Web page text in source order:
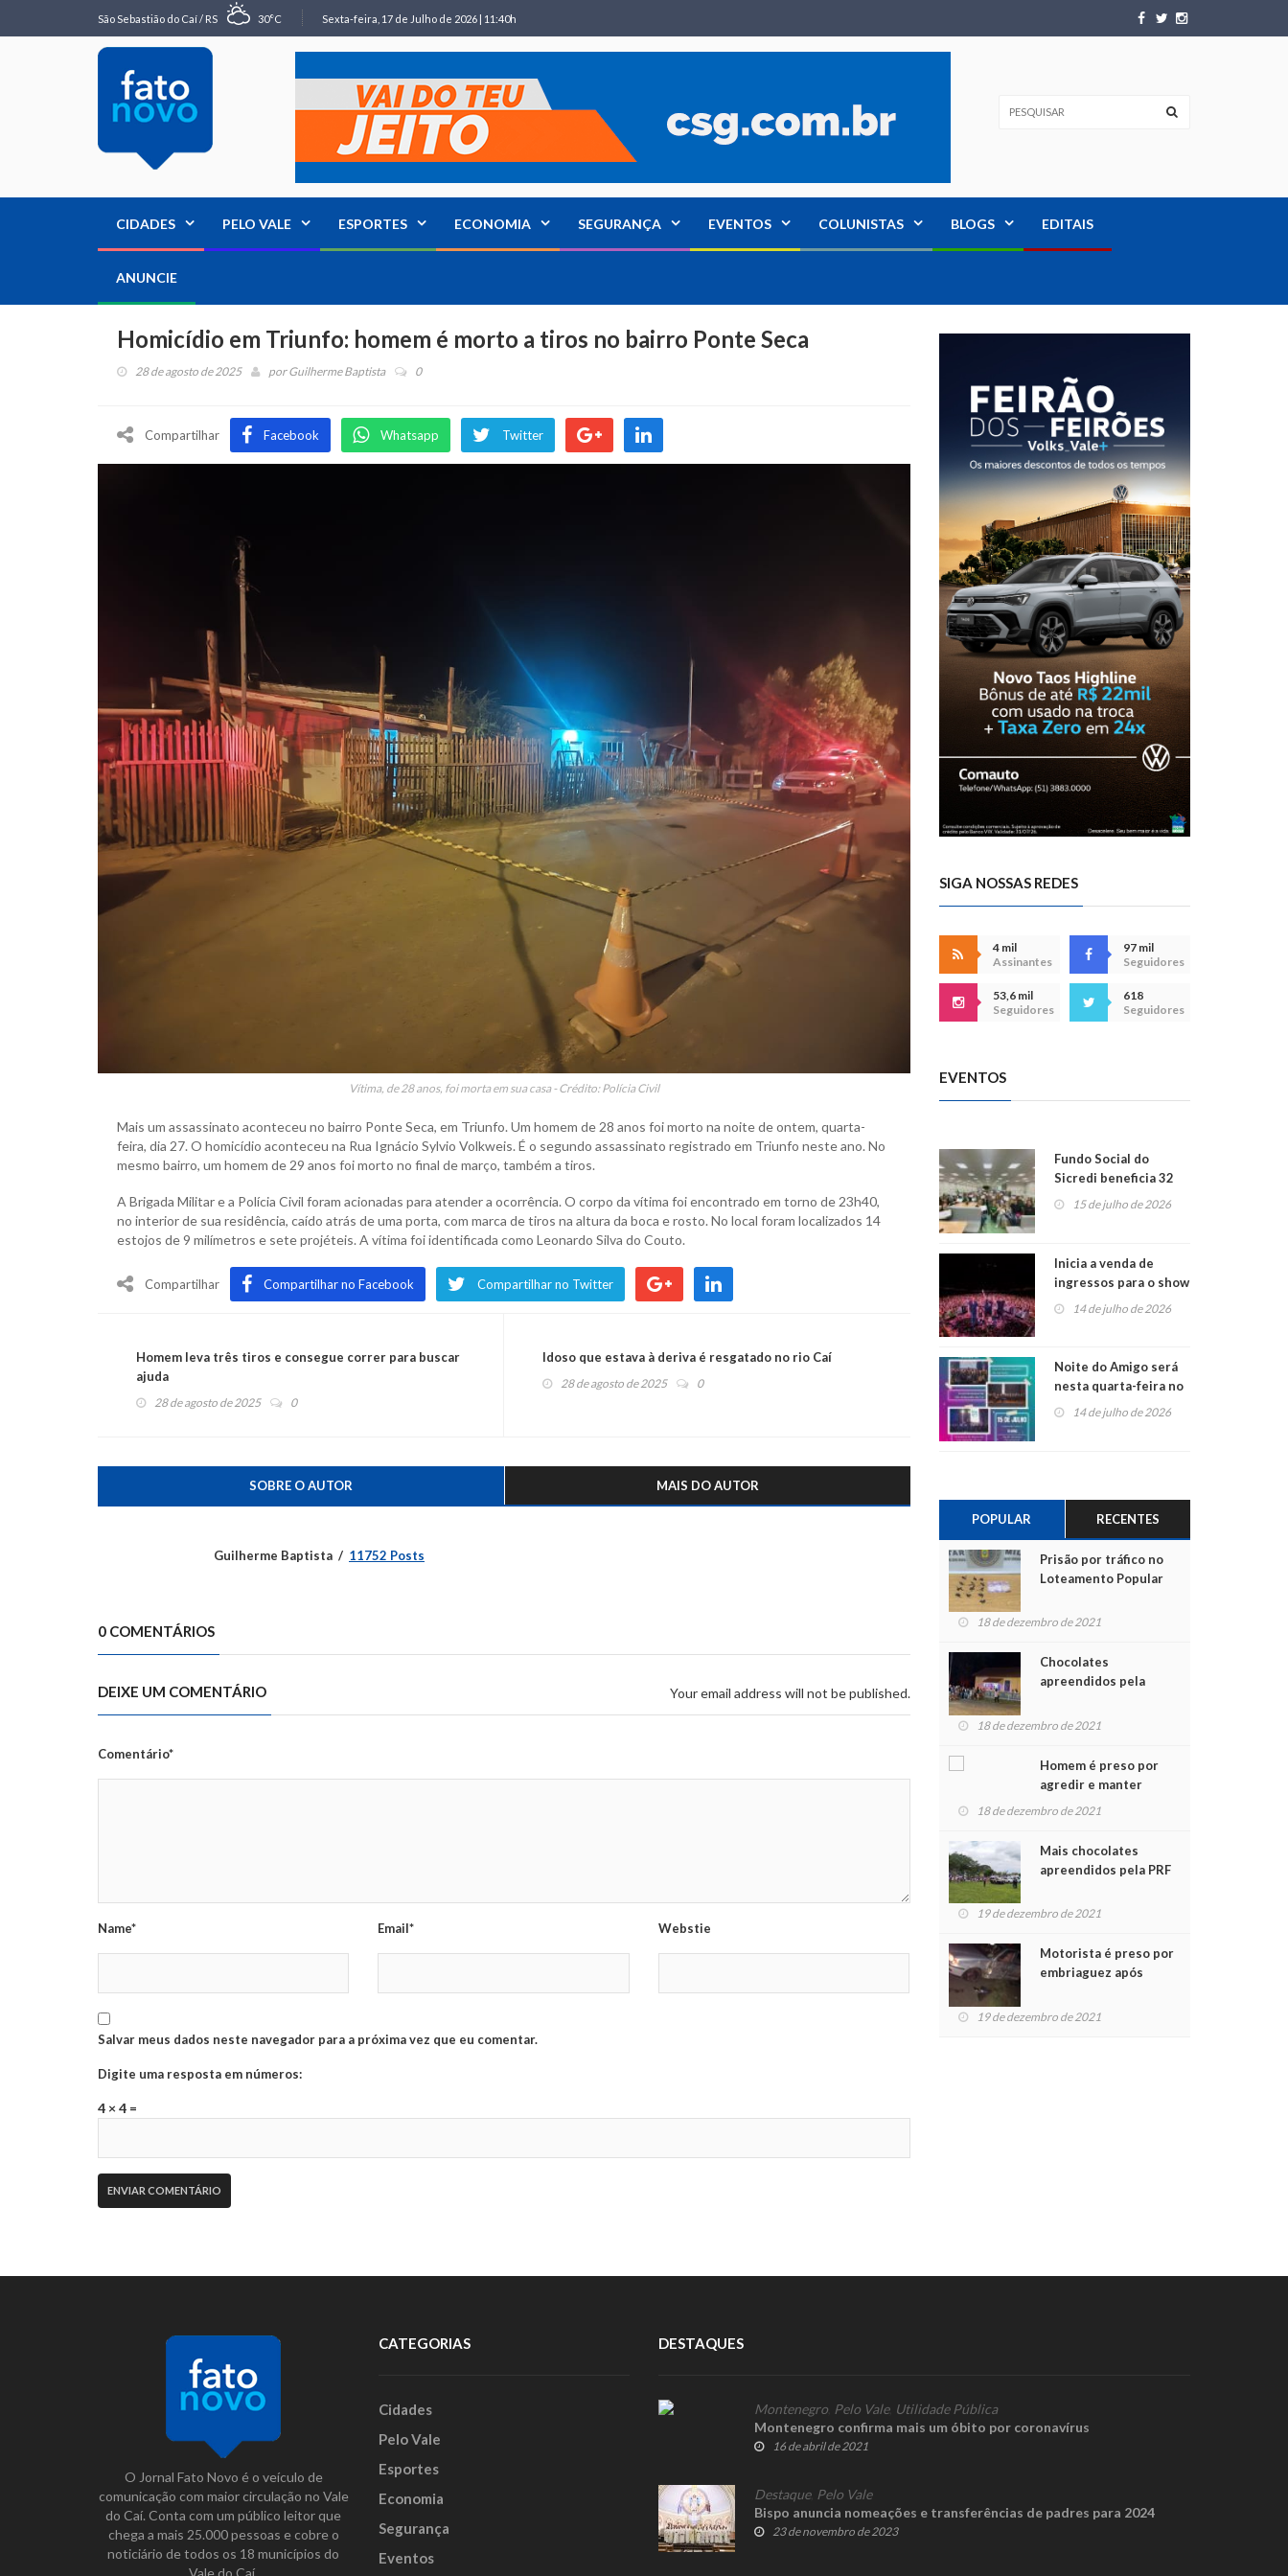
São Sebastião do Caí / RS 30°C Sexta-feira, 17 de Julho de 2026 | 11:40h
CIDADES PELO VALE ESPORTES ECONOMIA SEGURANÇA EVENTOS COLUNISTAS BLOGS EDITAIS
ANUNCIE
Homicídio em Triunfo: homem é morto a tiros no bairro Ponte Seca
28 de agosto de 2025 porGuilherme Baptista 0
Compartilhar Facebook Whatsapp Twitter
Vítima, de 28 anos, foi morta em sua casa - Crédito: Polícia Civil
Mais um assassinato aconteceu no bairro Ponte Seca, em Triunfo. Um homem de 28 anos foi morto na noite de ontem, quarta-
feira, dia 27. O homicídio aconteceu na Rua Ignácio Sylvio Volkweis. É o segundo assassinato registrado em Triunfo neste ano. No
mesmo bairro, um homem de 29 anos foi morto no final de março, também a tiros.
A Brigada Militar e a Polícia Civil foram acionadas para atender a ocorrência. O corpo da vítima foi encontrado em torno de 23h40,
no interior de sua residência, caído atrás de uma porta, com marca de tiros na altura da boca e rosto. No local foram localizados 14
estojos de 9 milímetros e sete projéteis. A vítima foi identificada como Leonardo Silva do Couto.
Compartilhar Compartilhar no Facebook Compartilhar no Twitter
Homem leva três tiros e consegue correr para buscar
ajuda
28 de agosto de 2025 0
Idoso que estava à deriva é resgatado no rio Caí
28 de agosto de 2025 0
SOBRE O AUTOR MAIS DO AUTOR
Guilherme Baptista 11752 Posts
0 COMENTÁRIOS
DEIXE UM COMENTÁRIO Your email address will not be published.
Comentário*
Name* Email* Webstie
Salvar meus dados neste navegador para a próxima vez que eu comentar.
Digite uma resposta em números:
4 × 4 =
SIGA NOSSAS REDES
4 mil
Assinantes
97 mil
Seguidores
53,6 mil
Seguidores
618
Seguidores
EVENTOS
Fundo Social do
Sicredi beneficia 32
projetos em
15 de julho de 2026
Inicia a venda de
ingressos para o show
do Jota Quest nos 45
anos da Sicredi Ouro
14 de julho de 2026
Noite do Amigo será
nesta quarta-feira no
Centro de Cultura de
14 de julho de 2026
POPULAR RECENTES
Prisão por tráfico no
Loteamento Popular
18 de dezembro de 2021
Chocolates
apreendidos pela
para crianças na
18 de dezembro de 2021
Homem é preso por
agredir e manter
mulher em cárcere
18 de dezembro de 2021
Mais chocolates
apreendidos pela PRF
crianças no Natal
19 de dezembro de 2021
Motorista é preso por
embriaguez após
feridos
19 de dezembro de 2021
O Jornal Fato Novo é o veículo de
comunicação com maior circulação no Vale
do Caí. Conta com um público leitor que
chega a mais 25.000 pessoas e cobre o
noticiário de todos os 18 municípios do
Vale do Caí.
CATEGORIAS
Cidades
Pelo Vale
Esportes
Economia
Segurança
Eventos
DESTAQUES
Montenegro Pelo Vale, Utilidade Pública
Montenegro confirma mais um óbito por coronavírus
16 de abril de 2021
Destaque, Pelo Vale
Bispo anuncia nomeações e transferências de padres para 2024
23 de novembro de 2023